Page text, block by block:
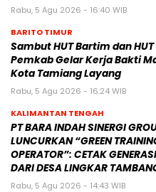
Rabu, 5 Agu 2026 - 16:40 WIB
BARITO TIMUR
Sambut HUT Bartim dan HUT
Pemkab Gelar Kerja Bakti
Kota Tamiang Layang
Rabu, 5 Agu 2026 - 16:24 WIB
KALIMANTAN TENGAH
PT BARA INDAH SINERGI
LUNCURKAN “GREEN
OPERATOR”: CETAK
DARI DESA LINGKAR
Rabu, 5 Agu 2026 - 14:43 WIB